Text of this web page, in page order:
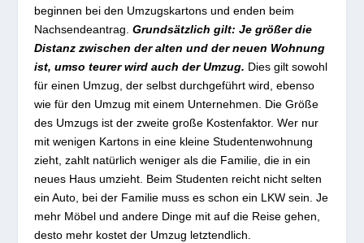
beginnen bei den Umzugskartons und enden beim
Nachsendeantrag.Grundsätzlich gilt: Je größer die
Distanz zwischen der alten und der neuen Wohnung
ist, umso teurer wird auch der Umzug. Dies gilt sowohl
für einen Umzug, der selbst durchgeführt wird, ebenso
wie für den Umzug mit einem Unternehmen. Die Größe
des Umzugs ist der zweite große Kostenfaktor. Wer nur
mit wenigen Kartons in eine kleine Studentenwohnung
zieht, zahlt natürlich weniger als die Familie, die in ein
neues Haus umzieht. Beim Studenten reicht nicht selten
ein Auto, bei der Familie muss es schon ein LKW sein. Je
mehr Möbel und andere Dinge mit auf die Reise gehen,
desto mehr kostet der Umzug letztendlich.